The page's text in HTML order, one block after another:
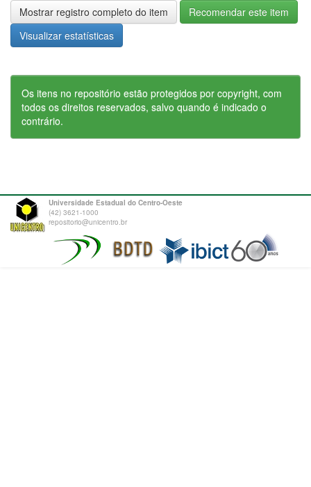
Mostrar registro completo do item
Recomendar este item
Visualizar estatísticas
Os itens no repositório estão protegidos por copyright, com
todos os direitos reservados, salvo quando é indicado o
contrário.
Universidade Estadual do Centro-Oeste
(42) 3621-1000
repositorio@unicentro.br